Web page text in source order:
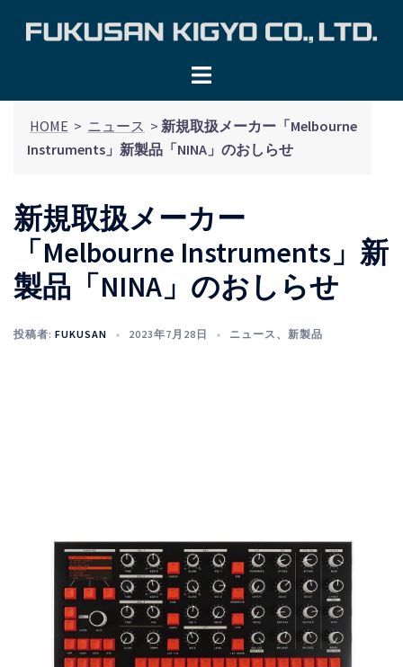
ツ
HOME > ニュース > 新規取扱メーカー「Melbourne
Instruments」新製品「NINA」のおしらせ
新規取扱メーカー
「Melbourne Instruments」新
製品「NINA」のおしらせ
投稿者: FUKUSAN 2023年7月28日 ニュース 、 新製品